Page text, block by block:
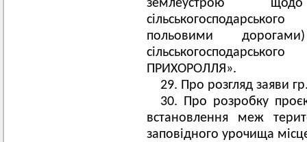
землеустрою
польовими
ПРИХОРОЛЛЯ».
29. Про розгляд заяви
30. Про розробку
встановлення меж
заповідного урочища